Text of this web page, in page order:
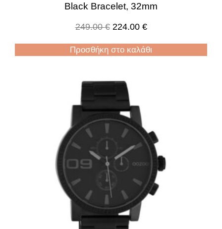
Black Bracelet, 32mm
249.00€ 224.00 €
Προσθήκη στο καλάθι